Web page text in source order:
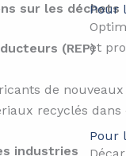
Pour
et
Pour
sur les déchets
(REP)
de
recyclés
industries